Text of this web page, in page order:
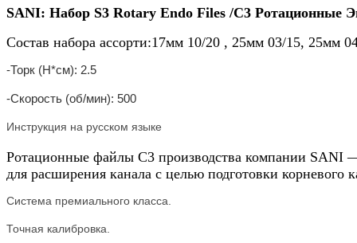
SANI: Набор S3 Rotary Endo Files /С3 Ротационные
Состав набора ассорти:17мм 10/20 , 25мм 03/15, 25мм
-Торк (Н*см): 2.5
-Скорость (об/мин): 500
Инструкция на русском языке
Ротационные файлы С3 производства компании SANI
для расширения канала с целью подготовки корневого
Система премиального класса.
Точная калибровка.